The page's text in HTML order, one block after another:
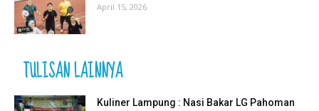
April 15, 2026
TULISAN LAINNYA
Kuliner Lampung : Nasi Bakar LG Pahoman